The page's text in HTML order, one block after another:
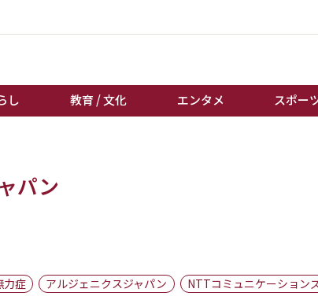
し 教育 / 文化 エンタメ スポー
地域
棋王戦
パン
力症 アルジェニクスジャパン
NTTコミュニケーション